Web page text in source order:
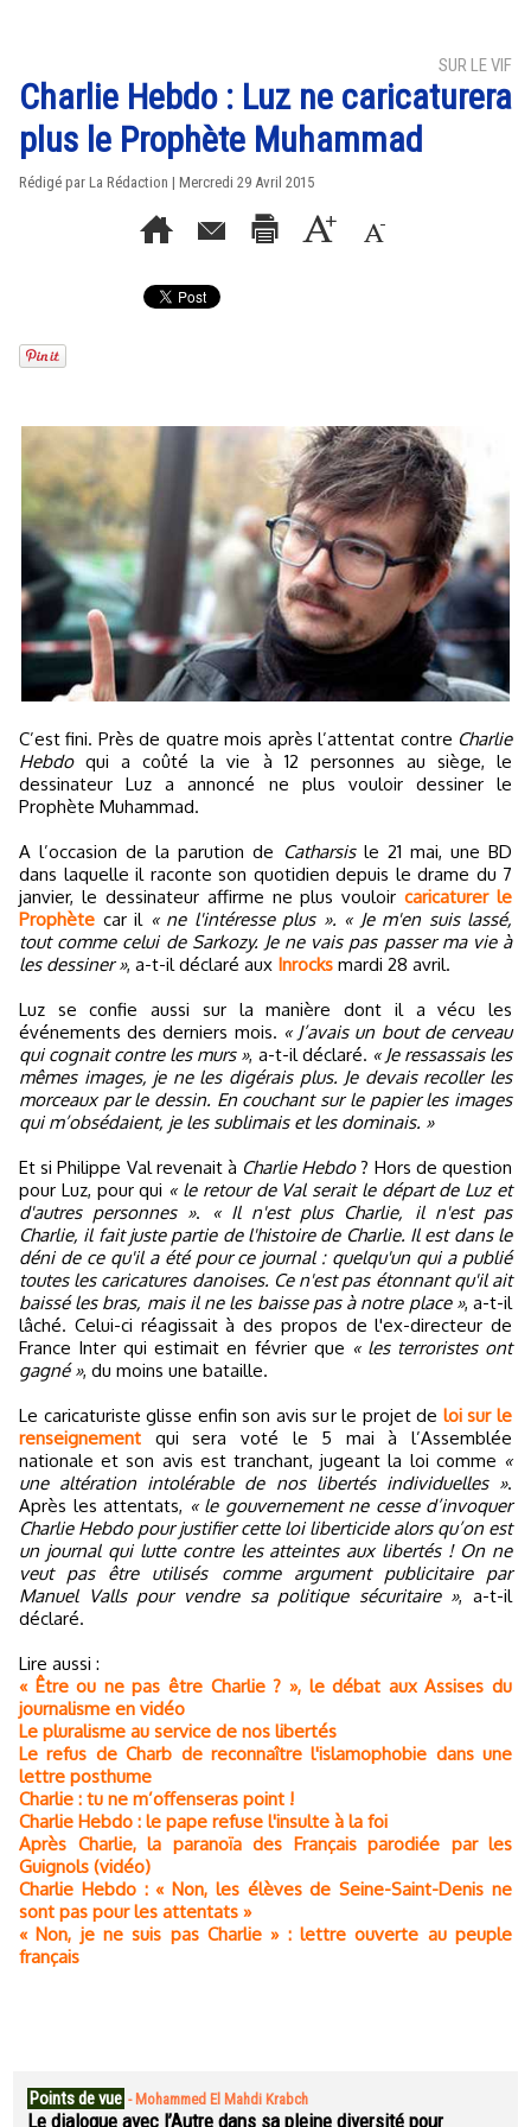
SUR LE VIF
Charlie Hebdo : Luz ne caricaturera
plus le Prophète Muhammad
Rédigé par La Rédaction | Mercredi 29 Avril 2015
C’est fini. Près de quatre mois après l’attentat contre Charlie
Hebdoqui a coûté la vie à 12 personnes au siège, le
dessinateur Luz a annoncé ne plus vouloir dessiner le
Prophète Muhammad.
A l’occasion de la parution de Catharsisle 21 mai, une BD
dans laquelle il raconte son quotidien depuis le drame du 7
janvier, le dessinateur affirme ne plus vouloircaricaturer le
Prophète car il « ne l'intéresse plus ». « Je m'en suis lassé,
tout comme celui de Sarkozy. Je ne vais pas passer ma vie à
les dessiner », a-t-il déclaré aux Inrocks mardi 28 avril.
Luz se confie aussi sur la manière dont il a vécu les
événements des derniers mois. « J’avais un bout de cerveau
qui cognait contre les murs », a-t-il déclaré. « Je ressassais les
mêmes images, je ne les digérais plus. Je devais recoller les
morceaux par le dessin. En couchant sur le papier les images
qui m’obsédaient, je les sublimais et les dominais. »
Et si Philippe Val revenait à Charlie Hebdo? Hors de question
pour Luz, pour qui « le retour de Val serait le départ de Luz et
d'autres personnes ».
« Il n'est plus Charlie, il n'est pas
Charlie, il fait juste partie de l'histoire de Charlie. Il est dans le
déni de ce qu'il a été pour ce journal : quelqu'un qui a publié
toutes les caricatures danoises. Ce n'est pas étonnant qu'il ait
baissé les bras, mais il ne les baisse pas à notre place », a-t-il
lâché. Celui-ci réagissait à des propos de l'ex-directeur de
France Inter qui estimait en février que « les terroristes ont
gagné », du moins une bataille.
Le caricaturiste glisse enfin son avis sur le projet de loi sur le
renseignement qui sera voté le 5 mai à l’Assemblée
nationale et son avis est tranchant, jugeant la loi comme «
une altération intolérable de nos libertés individuelles ».
Après les attentats, « le gouvernement ne cesse d’invoquer
Charlie Hebdo pour justifier cette loi liberticide alors qu’on est
un journal qui lutte contre les atteintes aux libertés ! On ne
veut pas être utilisés comme argument publicitaire par
Manuel Valls pour vendre sa politique sécuritaire », a-t-il
déclaré.
Lire aussi :
« Être ou ne pas être Charlie ? », le débat aux Assises du
journalisme en vidéo
Le pluralisme au service de nos libertés
Le refus de Charb de reconnaître l'islamophobie dans une
lettre posthume
Charlie : tu ne m’offenseras point !
Charlie Hebdo : le pape refuse l'insulte à la foi
Après Charlie, la paranoïa des Français parodiée par les
Guignols (vidéo)
Charlie Hebdo : « Non, les élèves de Seine-Saint-Denis ne
sont pas pour les attentats »
« Non, je ne suis pas Charlie » : lettre ouverte au peuple
français
Points de vue - Mohammed El Mahdi Krabch
Le dialogue avec l’Autre dans sa pleine diversité pour